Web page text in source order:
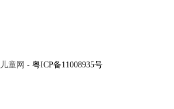
童网 - 粤ICP备11008935号